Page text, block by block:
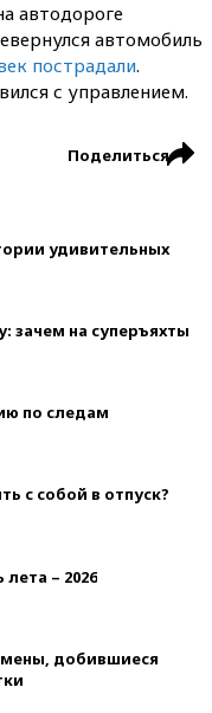
автодороге
автомобиль
пострадали.
с управлением.
Поделиться
удивительных
зачем на суперъяхты
по следам
с собой в отпуск?
– 2026
добившиеся